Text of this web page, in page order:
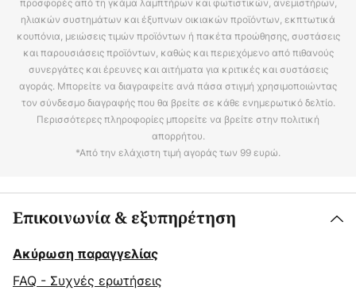
προσφορές από τη γκάμα λαμπτήρων και φωτιστικών, ανεμιστήρων,
ηλιακών συστημάτων και έξυπνων οικιακών προϊόντων, εκπτωτικά
κουπόνια, μειώσεις τιμών προϊόντων ή πακέτα προώθησης, συστάσεις
και παρουσιάσεις προϊόντων, καθώς και περιεχόμενο από πιθανούς
συνεργάτες και έρευνες και αιτήματα για κριτικές και συστάσεις
αγοράς. Μπορείτε να διαγραφείτε ανά πάσα στιγμή χρησιμοποιώντας
τον σύνδεσμο διαγραφής που θα βρείτε σε κάθε ενημερωτικό δελτίο.
Περισσότερες πληροφορίες μπορείτε να βρείτε στην πολιτική
απορρήτου.
*Από την ελάχιστη τιμή αγοράς των 99 ευρώ.
Επικοινωνία & εξυπηρέτηση
Ακύρωση παραγγελίας
FAQ - Συχνές ερωτήσεις